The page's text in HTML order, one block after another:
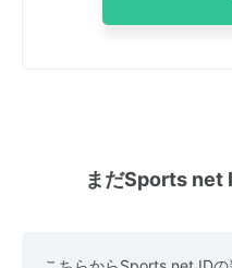
まだSports net